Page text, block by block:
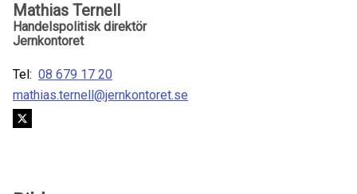
Mathias Ternell
Handelspolitisk direktör
Jernkontoret
Tel: 08 679 17 20
mathias.ternell@jernkontoret.se